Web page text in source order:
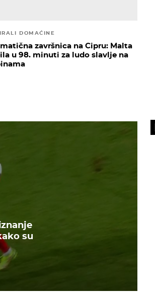
DOMAĆINE
završnica na Cipru: Malta
u 98. minuti za ludo slavlje na
su